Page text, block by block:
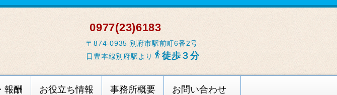
0977(23)6183
〒874-0935 別府市駅前町6番2号
日豊本線別府駅より 徒歩３分
報酬 お役立ち情報 事務所概要 お問い合わせ